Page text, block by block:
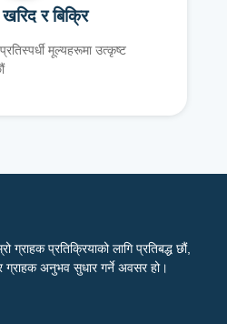
र बिक्रि
मूल्यहरूमा उत्कृष्ट
ग्राहक प्रतिक्रियाको लागि प्रतिबद्ध छौं,
ग्राहक अनुभव सुधार गर्ने अवसर हो।